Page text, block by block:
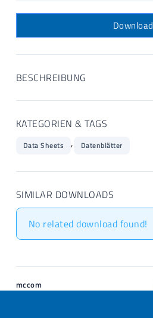
Download
BESCHREIBUNG
KATEGORIEN & TAGS
Data Sheets , Datenblätter
SIMILAR DOWNLOADS
No related download found!
mccom